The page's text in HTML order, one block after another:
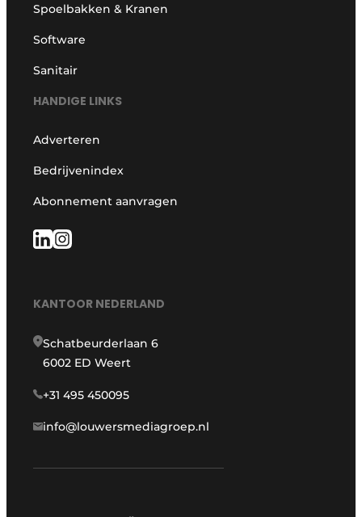
Spoelbakken & Kranen
Software
Sanitair
HANDIGE LINKS
Adverteren
Bedrijvenindex
Abonnement aanvragen
KANTOOR NEDERLAND
Schatbeurderlaan 6
6002 ED Weert
+31 495 450095
info@louwersmediagroep.nl